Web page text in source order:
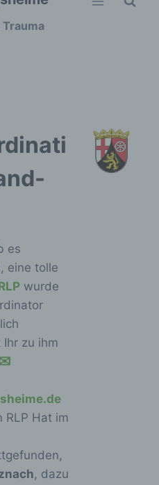
es
eine tolle
wurde
zu ihm
RLP Hat im
, dazu